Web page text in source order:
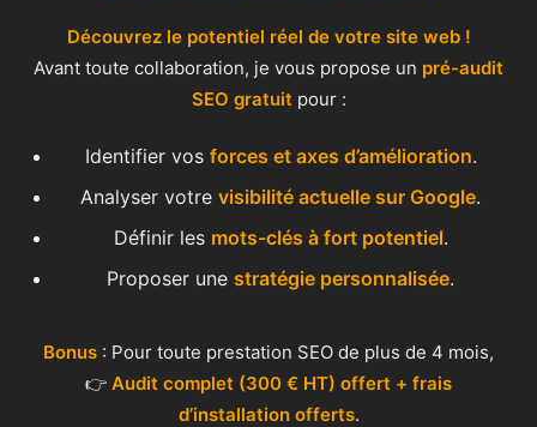
Découvrez le potentiel réel de votre site web !
Avant toute collaboration, je vous propose un pré-audit
SEO gratuitpour :
Identifier vos forces et axes d’amélioration.
Analyser votre visibilité actuelle sur Google.
Définir les mots-clés à fort potentiel.
Proposer une stratégie personnalisée.
Bonus : Pour toute prestation SEO de plus de 4 mois,
👉 Audit complet (300 € HT) offert + frais
d’installation offerts.